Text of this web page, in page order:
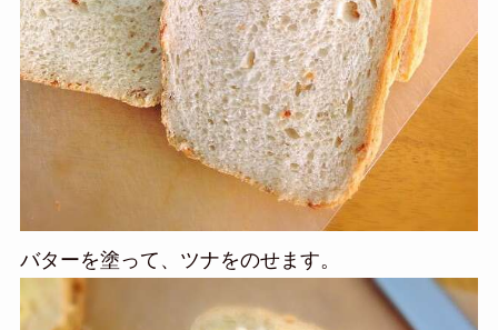
バターを塗って、ツナをのせます。